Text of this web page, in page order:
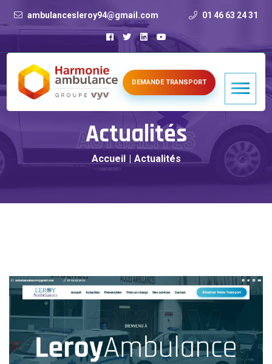
ambulancesleroy94@gmail.com 01 46 63 24 31
DEMANDE TRANSPORT
Actualités
Accueil | Actualités
ACTUALITÉS